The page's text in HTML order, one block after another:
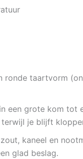
ronde taartvorm
een grote kom tot
terwijl je blijft
kaneel en
glad beslag.